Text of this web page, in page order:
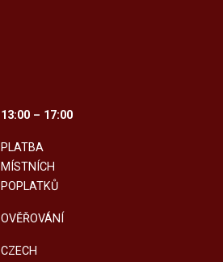
13:00 – 17:00
PLATBA
MÍSTNÍCH
POPLATKŮ
OVĚŘOVÁNÍ
CZECH